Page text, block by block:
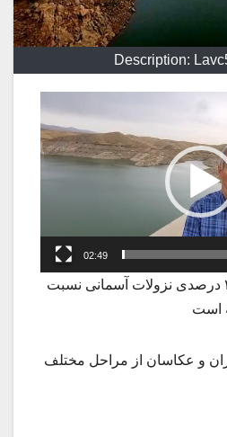
Description:
02:49
مشهد امسال کاهش ۴۲ درصدی نزولات آسمانی نسبت
است
و عکاسان از مراحل مختلف